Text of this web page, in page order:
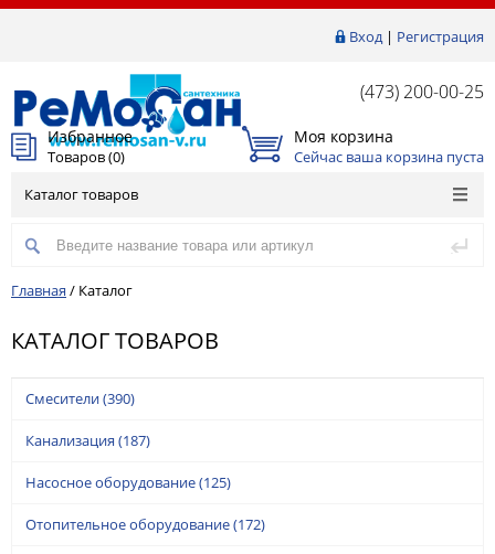
Вход| Регистрация
(473) 200-00-25
Избранное
Товаров (0)
Моя корзина
Сейчас ваша корзина пуста
Каталог товаров
Главная / Каталог
КАТАЛОГ ТОВАРОВ
Смесители(390)
Канализация (187)
Насосное оборудование(125)
Отопительное оборудование(172)